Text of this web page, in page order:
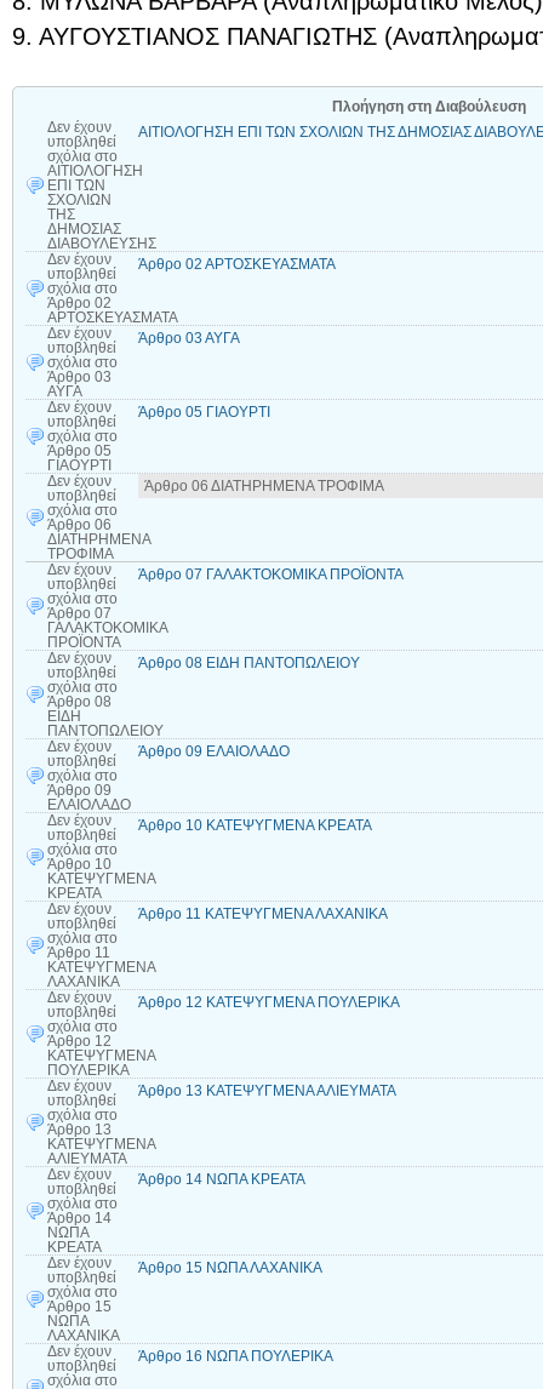
9. ΑΥΓΟΥΣΤΙΑΝΟΣ ΠΑΝΑΓΙΩΤΗΣ
Πλοήγηση στη Διαβούλευση
Δεν έχουν
υποβληθεί
σχόλια στο
ΑΙΤΙΟΛΟΓΗΣΗ
ΕΠΙ ΤΩΝ
ΣΧΟΛΙΩΝ
ΤΗΣ
ΔΗΜΟΣΙΑΣ
ΔΙΑΒΟΥΛΕΥΣΗΣ
ΑΙΤΙΟΛΟΓΗΣΗ ΕΠΙ ΤΩΝ ΣΧΟΛΙΩΝ ΤΗΣ ΔΗΜΟΣΙΑΣ
Δεν έχουν
υποβληθεί
σχόλια στο
Άρθρο 02
ΑΡΤΟΣΚΕΥΑΣΜΑΤΑ
Άρθρο 02 ΑΡΤΟΣΚΕΥΑΣΜΑΤΑ
Δεν έχουν
υποβληθεί
σχόλια στο
Άρθρο 03
ΑΥΓΑ
Άρθρο 03 ΑΥΓΑ
Δεν έχουν
υποβληθεί
σχόλια στο
Άρθρο 05
ΓΙΑΟΥΡΤΙ
Άρθρο 05 ΓΙΑΟΥΡΤΙ
Δεν έχουν
υποβληθεί
σχόλια στο
Άρθρο 06
ΔΙΑΤΗΡΗΜΕΝΑ
ΤΡΟΦΙΜΑ
Άρθρο 06 ΔΙΑΤΗΡΗΜΕΝΑ ΤΡΟΦΙΜΑ
Δεν έχουν
υποβληθεί
σχόλια στο
Άρθρο 07
ΓΑΛΑΚΤΟΚΟΜΙΚΑ
ΠΡΟΪΟΝΤΑ
Άρθρο 07 ΓΑΛΑΚΤΟΚΟΜΙΚΑ ΠΡΟΪΟΝΤΑ
Δεν έχουν
υποβληθεί
σχόλια στο
Άρθρο 08
ΕΙΔΗ
ΠΑΝΤΟΠΩΛΕΙΟΥ
Άρθρο 08 ΕΙΔΗ ΠΑΝΤΟΠΩΛΕΙΟΥ
Δεν έχουν
υποβληθεί
σχόλια στο
Άρθρο 09
ΕΛΑΙΟΛΑΔΟ
Άρθρο 09 ΕΛΑΙΟΛΑΔΟ
Δεν έχουν
υποβληθεί
σχόλια στο
Άρθρο 10
ΚΑΤΕΨΥΓΜΕΝΑ
ΚΡΕΑΤΑ
Άρθρο 10 ΚΑΤΕΨΥΓΜΕΝΑ ΚΡΕΑΤΑ
Δεν έχουν
υποβληθεί
σχόλια στο
Άρθρο 11
ΚΑΤΕΨΥΓΜΕΝΑ
ΛΑΧΑΝΙΚΑ
Άρθρο 11 ΚΑΤΕΨΥΓΜΕΝΑ ΛΑΧΑΝΙΚΑ
Δεν έχουν
υποβληθεί
σχόλια στο
Άρθρο 12
ΚΑΤΕΨΥΓΜΕΝΑ
ΠΟΥΛΕΡΙΚΑ
Άρθρο 12 ΚΑΤΕΨΥΓΜΕΝΑ ΠΟΥΛΕΡΙΚΑ
Δεν έχουν
υποβληθεί
σχόλια στο
Άρθρο 13
ΚΑΤΕΨΥΓΜΕΝΑ
ΑΛΙΕΥΜΑΤΑ
Άρθρο 13 ΚΑΤΕΨΥΓΜΕΝΑ ΑΛΙΕΥΜΑΤΑ
Δεν έχουν
υποβληθεί
σχόλια στο
Άρθρο 14
ΝΩΠΑ
ΚΡΕΑΤΑ
Άρθρο 14 ΝΩΠΑ ΚΡΕΑΤΑ
Δεν έχουν
υποβληθεί
σχόλια στο
Άρθρο 15
ΝΩΠΑ
ΛΑΧΑΝΙΚΑ
Άρθρο 15 ΝΩΠΑ ΛΑΧΑΝΙΚΑ
Δεν έχουν
υποβληθεί
σχόλια στο
Άρθρο 16 ΝΩΠΑ ΠΟΥΛΕΡΙΚΑ